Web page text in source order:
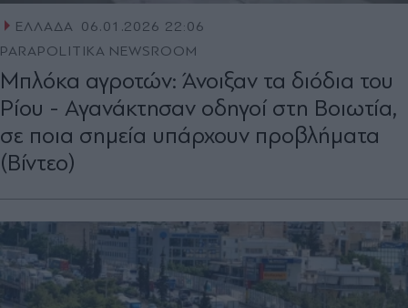
ΕΛΛΑΔΑ 06.01.2026 22:06
PARAPOLITIKA NEWSROOM
Mπλόκα αγροτών: Άνοιξαν τα διόδια του
Ρίου - Αγανάκτησαν οδηγοί στη Βοιωτία,
σε ποια σημεία υπάρχουν προβλήματα
(Βίντεο)